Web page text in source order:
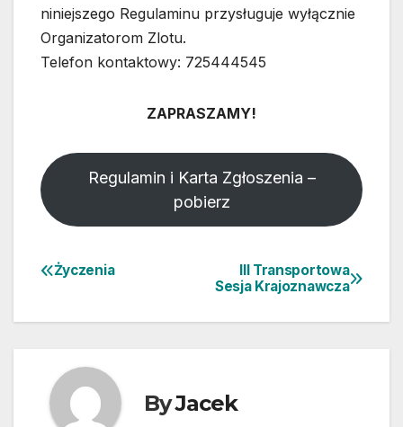
niniejszego Regulaminu przysługuje wyłącznie
Organizatorom Zlotu.
Telefon kontaktowy: 725444545
ZAPRASZAMY!
Regulamin i Karta Zgłoszenia –
pobierz
Nawigacja
wpisu
III Transportowa
Sesja Krajoznawcza
Życzenia
ByJacek